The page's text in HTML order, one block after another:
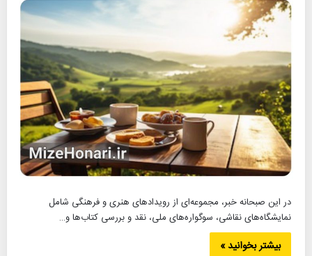
در این صبحانه خبر، مجموعه‌ای از رویدادهای هنری و فرهنگی شامل
نمایشگاه‌های نقاشی، سوگواره‌های ملی، نقد و بررسی کتاب‌ها و…
بیشتر بخوانید »